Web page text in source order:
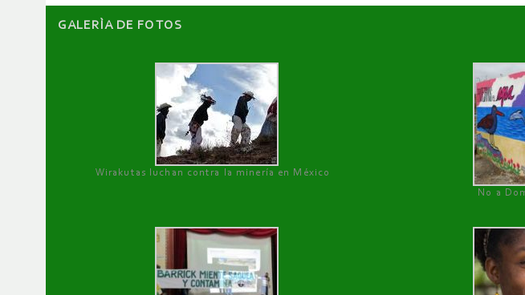
GALERÌA DE FOTOS
Wirakutas luchan contra la minería en México
No a